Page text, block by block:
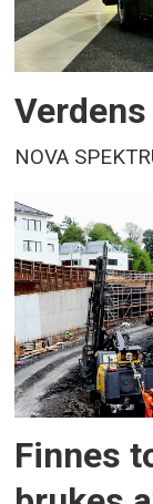
NOVA
Finnes